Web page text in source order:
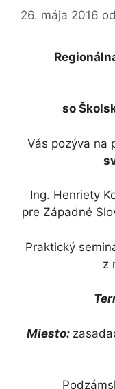
26. mája 2016
so
Vás pozýva na
Ing. Henriety
pre Západné
Praktický
z
Miesto: